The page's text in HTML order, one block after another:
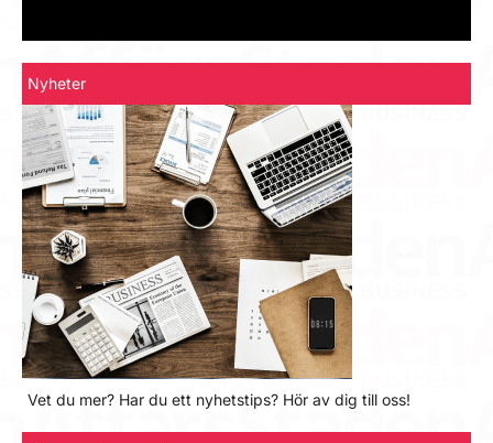
Nyheter
Vet du mer? Har du ett nyhetstips? Hör av dig till oss!